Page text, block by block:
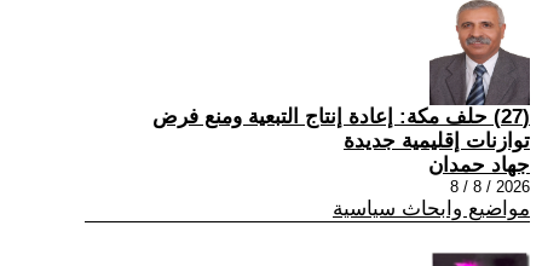
(27) حلف مكة: إعادة إنتاج التبعية ومنع فرض
توازنات إقليمية جديدة
جهاد حمدان
2026 / 8 / 8
مواضيع وابحاث سياسية